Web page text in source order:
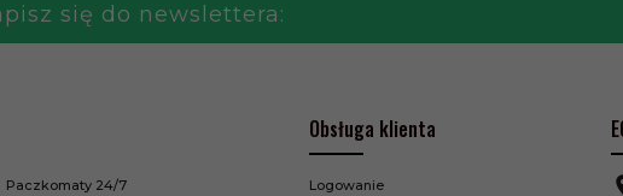
się do newslettera:
Paczkomaty 24/7
Obsługa klienta
Logowanie